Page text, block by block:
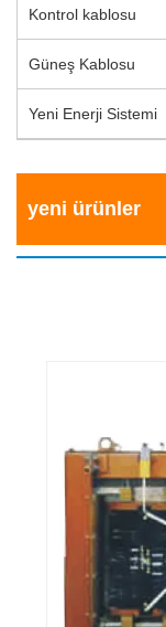
Kontrol kablosu
Güneş Kablosu
Yeni Enerji Sistemi
yeni ürünler